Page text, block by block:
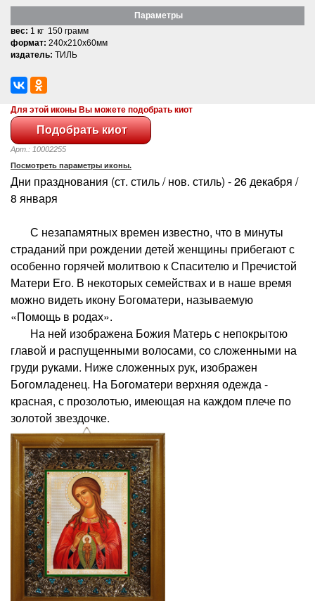
Параметры
вес: 1 кг 150 грамм
формат: 240x210x60мм
издатель: ТИЛЬ
Для этой иконы Вы можете подобрать киот
Арт.: 10002255
Посмотреть параметры иконы.
Дни празднования (ст. стиль / нов. стиль) - 26 декабря /
8 января
С незапамятных времен известно, что в минуты
страданий при рождении детей женщины прибегают с
особенно горячей молитвою к Спасителю и Пречистой
Матери Его. В некоторых семействах и в наше время
можно видеть икону Богоматери, называемую
«Помощь в родах».
На ней изображена Божия Матерь с непокрытою
главой и распущенными волосами, со сложенными на
груди руками. Ниже сложенных рук, изображен
Богомладенец. На Богоматери верхняя одежда -
красная, с прозолотью, имеющая на каждом плече по
золотой звездочке.